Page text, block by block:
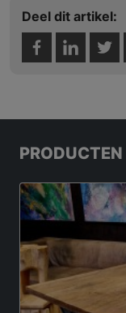
Deel dit artikel:
PRODUCTEN